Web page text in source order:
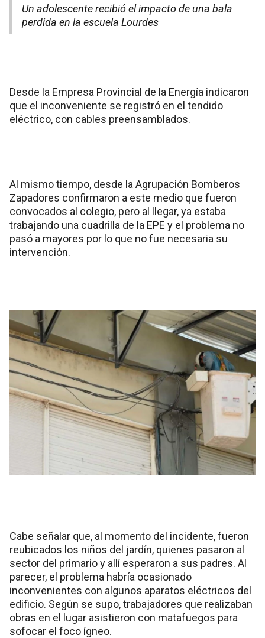
Un adolescente recibió el impacto de una bala
perdida en la escuela Lourdes
Desde la Empresa Provincial de la Energía indicaron
que el inconveniente se registró en el tendido
eléctrico, con cables preensamblados.
Al mismo tiempo, desde la Agrupación Bomberos
Zapadores confirmaron a este medio que fueron
convocados al colegio, pero al llegar, ya estaba
trabajando una cuadrilla de la EPE y el problema no
pasó a mayores por lo que no fue necesaria su
intervención.
Cabe señalar que, al momento del incidente, fueron
reubicados los niños del jardín, quienes pasaron al
sector del primario y allí esperaron a sus padres. Al
parecer, el problema habría ocasionado
inconvenientes con algunos aparatos eléctricos del
edificio. Según se supo, trabajadores que realizaban
obras en el lugar asistieron con matafuegos para
sofocar el foco ígneo.